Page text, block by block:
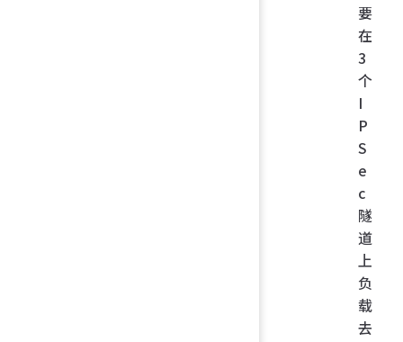
要
在
3
个
I
P
S
e
c
隧
道
上
负
载
去